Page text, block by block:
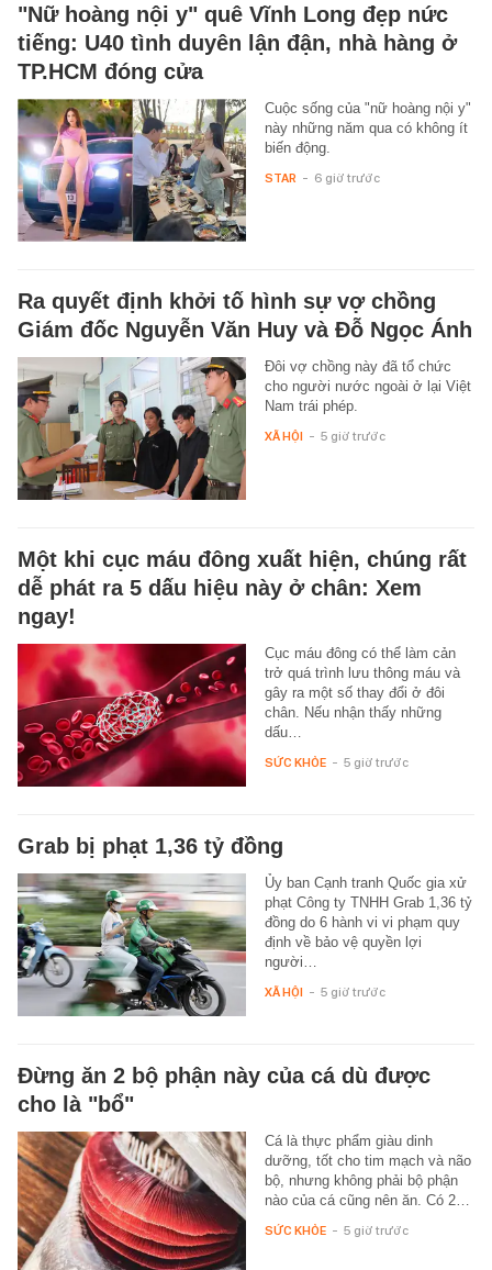
"Nữ hoàng nội y" quê Vĩnh Long đẹp nức
tiếng: U40 tình duyên lận đận, nhà hàng ở
TP.HCM đóng cửa
Cuộc sống của "nữ hoàng nội y"
này những năm qua có không ít
biến động.
STAR - 6 giờ trước
Ra quyết định khởi tố hình sự vợ chồng
Giám đốc Nguyễn Văn Huy và Đỗ Ngọc Ánh
Đôi vợ chồng này đã tổ chức
cho người nước ngoài ở lại Việt
Nam trái phép.
XÃ HỘI - 5 giờ trước
Một khi cục máu đông xuất hiện, chúng rất
dễ phát ra 5 dấu hiệu này ở chân: Xem
ngay!
Cục máu đông có thể làm cản
trở quá trình lưu thông máu và
gây ra một số thay đổi ở đôi
chân. Nếu nhận thấy những
dấu…
SỨC KHỎE - 5 giờ trước
Grab bị phạt 1,36 tỷ đồng
Ủy ban Cạnh tranh Quốc gia xử
phạt Công ty TNHH Grab 1,36 tỷ
đồng do 6 hành vi vi phạm quy
định về bảo vệ quyền lợi
người…
XÃ HỘI - 5 giờ trước
Đừng ăn 2 bộ phận này của cá dù được
cho là "bổ"
Cá là thực phẩm giàu dinh
dưỡng, tốt cho tim mạch và não
bộ, nhưng không phải bộ phận
nào của cá cũng nên ăn. Có 2…
SỨC KHỎE - 5 giờ trước